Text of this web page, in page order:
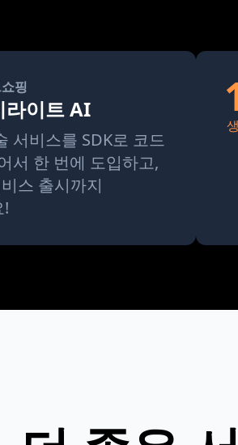
핑
라이트 AI
서비스를 SDK로 코드
서 한 번에 도입하고,
스 출시까지
!